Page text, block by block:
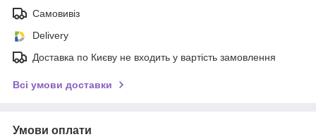
Самовивіз
Delivery
Доставка по Києву не входить у вартість замовлення
Всі умови доставки
Умови оплати